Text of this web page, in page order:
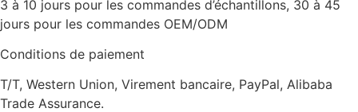
3 à 10 jours pour les commandes d’échantillons, 30 à 45
jours pour les commandes OEM/ODM
Conditions de paiement
T/T, Western Union, Virement bancaire, PayPal, Alibaba
Trade Assurance.